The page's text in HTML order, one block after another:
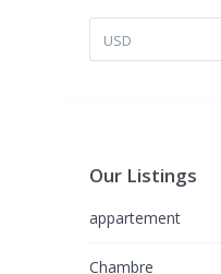
USD
Our Listings
appartement
Chambre